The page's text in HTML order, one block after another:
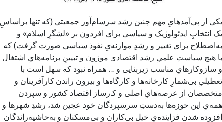
یکی از پی‌آمدهایِ مهم چنین رشد سرسام‌آور جمعیتی (که تنها براساسِ
یک انتخابِ ایدئولوژیک و سیاسی برای افزدون بر «لشگرِ اسلام» و
به‌اصطلاح برای تغییر و رشدِ موازنه‌یِ نفوذ سیاسی صورت گرفت) که
با هیچ سیاستِ علمیِ رشد اقتصادی موزون و تبیینِ برنامه‌هایِ اشتغال
و سازوکارهایِ مناسب زیربنایی و … همراه نبود که سهل است با
تعطیلیِ بی‌شمارِ کارخانه‌ها و کارگاه‌ها و بیرون راندن کارآفرینان و
متخصصان از عرصه‌هایِ اصلی و کارساز اقتصاد کشور و سپردن
همه‌یِ این حوزه‌ها به‌دستِ سرسپردگان خود عجین شد، رشدِ شهرها و
افزوده شدن فزاینده‌یِ خیلِ بی‌کاران و بی‌مسکنان و به‌حاشیه‌راندگان